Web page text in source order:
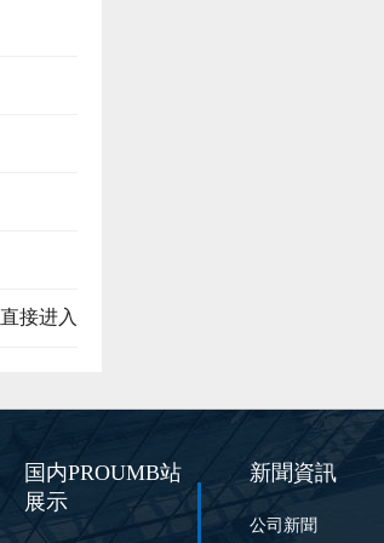
接进入
国内PROUMB站
展示
新聞資訊
公司新聞